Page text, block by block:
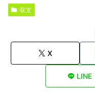
収支
X
LINE